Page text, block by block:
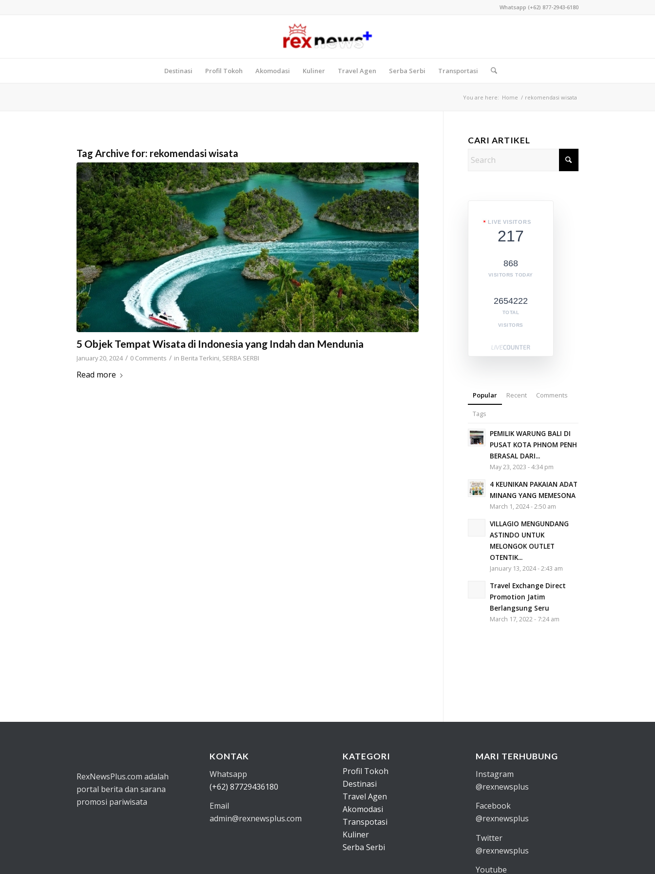
Whatsapp (+62) 877-2943-6180
Destinasi Profil Tokoh Akomodasi Kuliner Travel Agen Serba Serbi Transportasi
You are here: Home / rekomendasi wisata
Tag Archive for: rekomendasi wisata
5 Objek Tempat Wisata di Indonesia yang Indah dan Mendunia
January 20, 2024 / 0 Comments / in Berita Terkini, SERBA SERBI
Read more
CARI ARTIKEL
LIVE VISITORS
217
868
VISITORS TODAY
2654222
TOTAL
VISITORS
Popular Recent Comments
Tags
PEMILIK WARUNG BALI DI
PUSAT KOTA PHNOM PENH
BERASAL DARI...
May 23, 2023 - 4:34 pm
4 KEUNIKAN PAKAIAN ADAT
MINANG YANG MEMESONA
March 1, 2024 - 2:50 am
VILLAGIO MENGUNDANG
ASTINDO UNTUK
MELONGOK OUTLET
OTENTIK...
January 13, 2024 - 2:43 am
Travel Exchange Direct
Promotion Jatim
Berlangsung Seru
March 17, 2022 - 7:24 am
RexNewsPlus.com adalah
portal berita dan sarana
promosi pariwisata
KONTAK
Whatsapp
(+62) 87729436180
Email
admin@rexnewsplus.com
KATEGORI
Profil Tokoh
Destinasi
Travel Agen
Akomodasi
Transpotasi
Kuliner
Serba Serbi
MARI TERHUBUNG
Instagram
@rexnewsplus
Facebook
@rexnewsplus
Twitter
@rexnewsplus
Youtube